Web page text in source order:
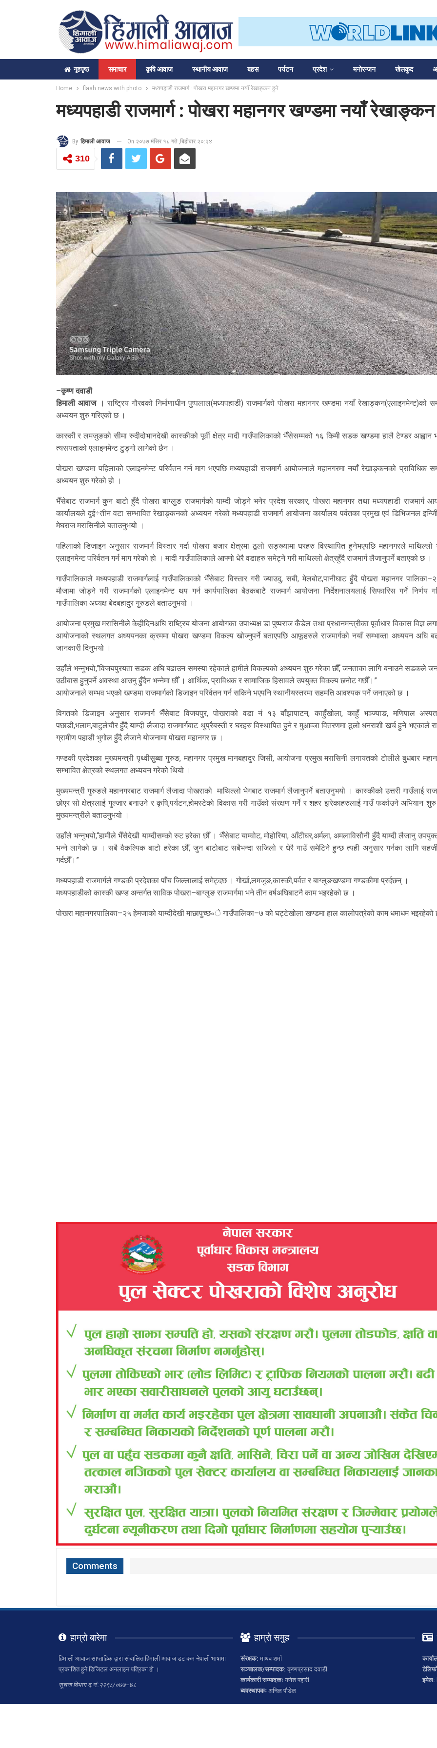
गृहपृष्‍ठ समाचार कृषि आवाज स्थानीय आवाज बहस पर्यटन प्रदेश मनोरन्जन खेलकुद
Home flash news with photo मध्यपहाडी राजमार्ग : पोखरा महानगर खण्डमा नयाँ रेखाङ्कन हुने
मध्यपहाडी राजमार्ग : पोखरा महानगर खण्डमा नयाँ
By हिमाली आवाज On २०७७ मंसिर १८ गते ,बिहीबार २०:२४
310
–कृष्ण दवाडी
हिमाली आवाज । राष्ट्रिय गौरवको निर्माणाधीन पुष्पलाल(मध्यपहाडी) राजमार्गको पोखरा महानगर खण्डमा नयाँ रेखाङ्कन(एलाइनमेन्ट)को
अध्ययन शुरु गरिएको छ ।
कास्की र लमजुङको सीमा रुदीदोभानदेखी कास्कीको पूर्वी क्षेत्र मादी गाउँपालिकाको भैँसेसम्मको १६ किमी सडक खण्डमा हालै टेण्डर आह्वान
त्यसयताको एलाइनमेन्ट टुङ्गो लागेको छैन ।
पोखरा खण्डमा पहिलाको एलाइनमेन्ट परिर्वतन गर्न माग भएपछि मध्यपहाडी राजमार्ग आयोजनाले महानगरमा नयाँ रेखाङ्कनको प्राविधिक
अध्ययन शुरु गरेको हो ।
भैँसेबाट राजमार्ग कुन बाटो हुँदै पोखरा बाग्लुङ राजमार्गको याम्दी जोड्ने भनेर प्रदेश सरकार, पोखरा महानगर तथा मध्यपहाडी राजमार्ग
कार्यालयले दुई÷तीन वटा सम्भावित रेखाङ्कनको अध्ययन गरेको मध्यपहाडी राजमार्ग आयोजना कार्यालय पर्वतका प्रमुख एवं डिभिजनल
मेघराज मरासिनीले बताउनुभयो ।
पहिलाको डिजाइन अनुसार राजमार्ग विस्तार गर्दा पोखरा बजार क्षेत्रमा ठूलो सङ्ख्यामा घरहरु विस्थापित हुनेभएपछि महानगरले माथिल्लो
एलाइनमेन्ट परिर्वतन गर्न माग गरेको हो । मादी गाउँपालिकाले आफ्नो धेरै वडाहरु समेट्ने गरी माथिल्लो क्षेत्रहुँदै राजमार्ग लैजानुपर्ने बताएको छ ।
गाउँपालिकाले मध्यपहाडी राजमार्गलाई गाउँपालिकाको भैँसेबाट विस्तार गरी ज्याउदु, सबी, मेलबोट,पानीघाट हुँदै पोखरा महानगर
मौजामा जोड्ने गरी राजमार्गको एलाइनमेन्ट थप गर्न कार्यपालिका बैठकबाटै राजमार्ग आयोजना निर्देशनालयलाई सिफारिस गर्ने निर्णय
गाउँपालिका अध्यक्ष बेदबहादुर गुरुङले बताउनुभयो ।
आयोजना प्रमुख मरासिनीले केहीदिनअघि राष्ट्रिय योजना आयोगका उपाध्यक्ष डा पुष्पराज कँडेल तथा प्रधानमन्त्रीका पूर्वाधार विकास विज्ञ
आयोजनाको स्थलगत अध्ययनका क्रममा पोखरा खण्डमा विकल्प खोज्नुपर्ने बताएपछि आफूहरुले राजमार्गको नयाँ सम्भाव्ता अध्ययन अघि
जानकारी दिनुभयो ।
उहाँले भन्नुभयो,“विजयपुरयता सडक अघि बढाउन समस्या रहेकाले हामीले विकल्पको अध्ययन शुरु गरेका छौँ, जनताका लागि बनाउने सडकले
उठीबास हुनुपर्ने अवस्था आउनु हुँदैन भन्नेमा छौँ । आर्थिक, प्राविधक र सामाजिक हिसावले उपयुक्त विकल्प छनोट गछौँ।”
आयोजनाले सम्भव भएको खण्डमा राजमार्गको डिजाइन परिर्वतन गर्न सकिने भएपनि स्थानीयस्तरमा सहमति आवश्यक पर्ने जनाएको छ ।
विगतको डिजाइन अनुसार राजमार्ग भैँसेबाट विजयपुर, पोखराको वडा नं १३ बाँझापाटन, काहुँखोला, काहुँ भञ्ज्याङ, मणिपाल
पछाडी,भलाम,बाटुलेचौर हुँदै याम्दी लैजादा राजमार्गबाट थुप्रैबस्ती र घरहरु विस्थापित हुने र मुआव्जा वितरणमा ठूलो धनराशी खर्च हुने भएकाले
ग्रामीण पहाडी भुगोल हुँदै लैजाने योजनामा पोखरा महानगर छ ।
गण्डकी प्रदेशका मुख्यमन्त्री पृथ्वीसुब्बा गुरुङ, महानगर प्रमुख मानबहादुर जिसी, आयोजना प्रमुख मरासिनी लगायतको टोलीले बुधबार
सम्भावित क्षेत्रको स्थलगत अध्ययन गरेको थियो ।
मुख्यमन्त्री गुरुङले महानगरबाट राजमार्ग लैजादा पोखराको माथिल्लो भेगबाट राजमार्ग लैजानुपर्ने बताउनुभयो । कास्कीको उत्तरी गाउँलाई
छोएर सो क्षेत्रलाई गुल्जार बनाउने र कृषि,पर्यटन,होमस्टेको विकास गरी गाउँको संरक्षण गर्ने र शहर झरेकाहरुलाई गाउँ फर्काउने अभियान शुरु
मुख्यमन्त्रीले बताउनुभयो ।
उहाँले भन्नुभयो,“हामीले भैँसेदेखी याम्दीसम्को रुट हरेका छौँ । भैँसेबाट याम्वोट, मोहोरिया, आँटीघर,अर्मला, अमलाविसौनी हुँदै याम्दी लैजानु
भन्ने लागेको छ । सबै वैकल्पिक बाटो हरेका छौँ, जुन बाटोबाट सबैभन्दा सजिलो र धेरै गाउँ समेटिने हुुन्छ त्यही अनुसार गर्नका लागि
गर्दछौँ।”
मध्यपहाडी राजमार्गले गण्डकी प्रदेशका पाँच जिल्लालाई समेट्दछ । गोर्खा,लमजुङ,कास्की,पर्वत र बाग्लुङखण्डमा गण्डकीमा प्रर्दछन् ।
मध्यपहाडीको कास्की खण्ड अन्तर्गत साविक पोखरा–बाग्लुङ राजमार्गमा भने तीन वर्षअघिबाटनै काम भइरहेको छ ।
पोखरा महानगरपालिका–२५ हेमजाको याम्दीदेखी माछापुच्छ«े गाउँपालिका–७ को घट्टेखोला खण्डमा हाल कालोपत्रेको काम धमाधम भइरहेको
Comments
हाम्रो बारेमा
हिमाली आवाज साप्ताहिक द्वारा संचालित हिमाली आवाज डट कम नेपाली भाषामा
प्रकाशित हुने डिजिटल अनलाइन पत्रिका हो ।
सूचना विभाग द.नं.:२२९८/०७७–७८
हाम्रो समुह
संरक्षक: माधव शर्मा
सञ्चालक/सम्पादक: कृष्णप्रसाद दवाडी
कार्यकारी सम्पादकःगणेश पहारी
ब्यवस्थापकःअनिल पौडेल
इमेल: